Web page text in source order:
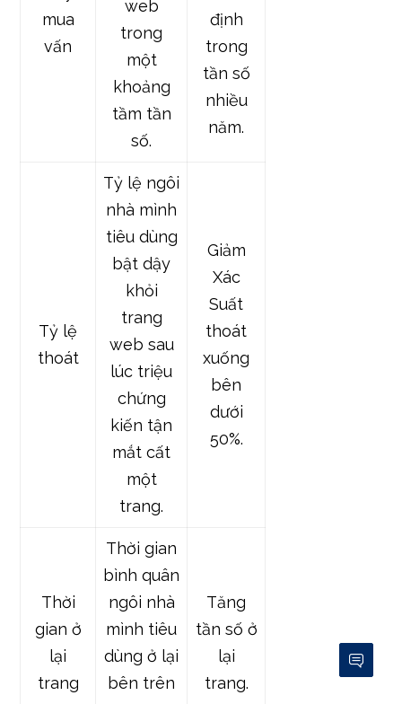
mua
vấn
web
trong
một
khoảng
tầm tần
số.
định
trong
tần số
nhiều
năm.
Tỷ lệ
thoát
Tỷ lệ ngôi
nhà mình
tiêu dùng
bật dậy
khỏi
trang
web sau
lúc triệu
chứng
kiến tận
mắt cất
một
trang.
Giảm
Xác
Suất
thoát
xuống
bên
dưới
50%.
Thời
gian ở
lại
trang
Thời gian
bình quân
ngôi nhà
mình tiêu
dùng ở lại
bên trên
Tăng
tần số ở
lại
trang.